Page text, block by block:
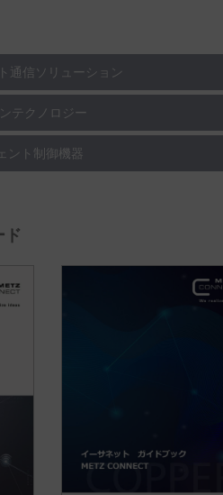
信ソリューション
テクノロジー
ト制御機器
ド